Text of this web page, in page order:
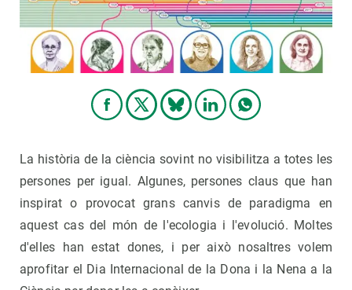
La història de la ciència sovint no visibilitza a totes les
persones per igual. Algunes, persones claus que han
inspirat o provocat grans canvis de paradigma en
aquest cas del món de l'ecologia i l'evolució. Moltes
d'elles han estat dones, i per això nosaltres volem
aprofitar el Dia Internacional de la Dona i la Nena a la